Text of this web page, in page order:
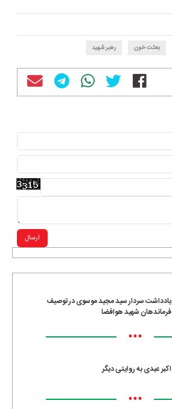
یادداشت سردار سید مجید موسوی در توصیف
فرماندهان شهید هوافضا
•••
اکبر عبدی به روایتی دیگر
•••
بعثت خون رهبر شهید
ارسال